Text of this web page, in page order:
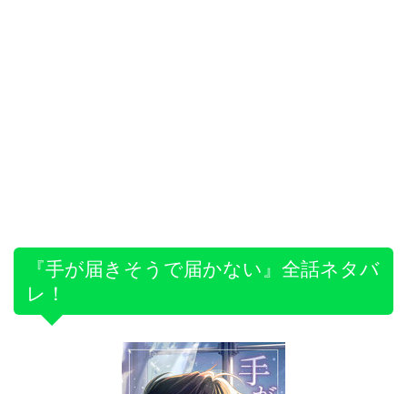
『手が届きそうで届かない』全話ネタバ
レ！